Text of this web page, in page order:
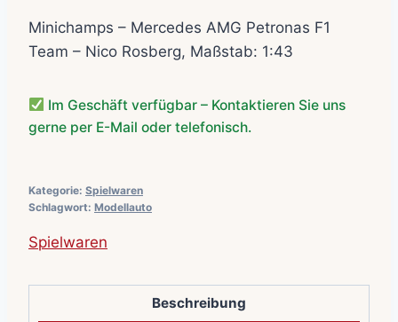
war:
ist:
Minichamps – Mercedes AMG Petronas F1
Team – Nico Rosberg, Maßstab: 1:43
Im Geschäft verfügbar – Kontaktieren Sie uns
gerne per E-Mail oder telefonisch.
Kategorie: Spielwaren
Schlagwort: Modellauto
Spielwaren
Beschreibung